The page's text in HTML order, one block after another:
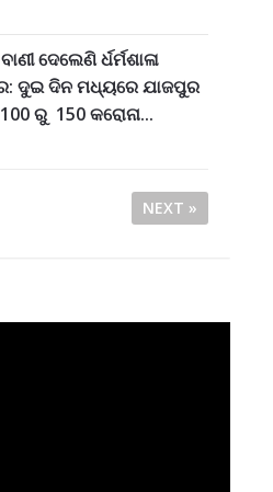
ଦେଲେଣି ର୍ଧର୍ମଶାଳା
ଦୁଇ ଦିନ ମଧ୍ୟରେ ଯାଜପୁର
ରୁ 150 କରୋନା...
NEXT »